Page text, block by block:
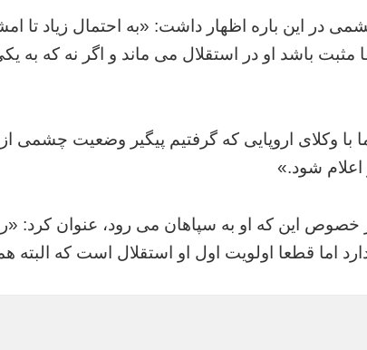
در این باره اظهار داشت: «به احتمال
مثبت باشد او در استقلال می ماند و اگر نه که به
با وکلای اروپایی که گرفتیم پیگیر وضعیت
شود.»
این که او به سپاهان می رود، عنوان کرد:
اما قطعا اولویت اول او استقلال است که البته